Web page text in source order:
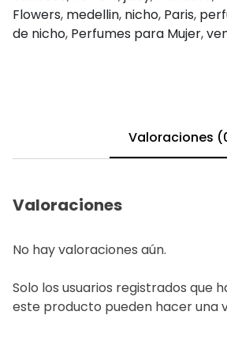
Flowers, medellin, nicho, Paris,
de nicho, Perfumes para Mujer,
Valoraciones
Valoraciones
No hay valoraciones aún.
Solo los usuarios registrados que
este producto pueden hacer una